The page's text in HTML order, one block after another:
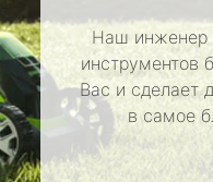
Наш инженер
инструментов
Вас и сделает
в самое